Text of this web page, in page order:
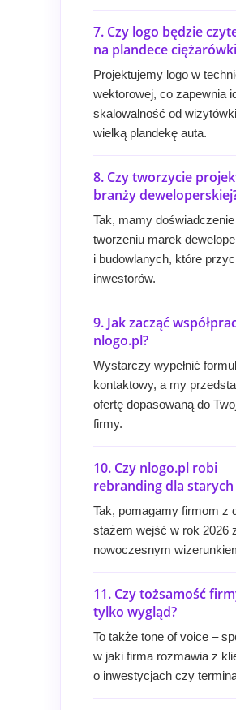
7. Czy logo będzie
na plandece
Projektujemy logo w
wektorowej, co zapewnia
skalowalność od
wielką plandekę auta.
8. Czy tworzycie
branży
Tak, mamy
tworzeniu marek
i budowlanych, które
inwestorów.
9. Jak zacząć
nlogo.pl?
Wystarczy wypełnić
kontaktowy, a my
ofertę dopasowaną do
firmy.
10. Czy nlogo.pl robi
rebranding dla
Tak, pomagamy firmom z
stażem wejść w rok 2026
nowoczesnym
11. Czy tożsamość
tylko wygląd?
To także tone of voice –
w jaki firma rozmawia z
o inwestycjach czy